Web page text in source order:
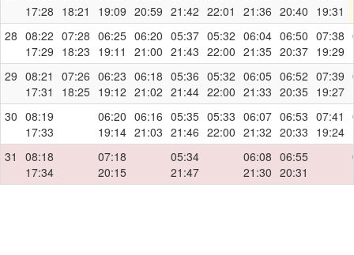
17:28 18:21
19:09 20:59 21:42 22:01
21:36 20:40 19:31
28 08:22
17:29
07:28
18:23
06:25
19:11
06:20
21:00
05:37
21:43
05:32
22:00
06:04
21:35
06:50
20:37
07:38
19:29
29 08:21
17:31
07:26
18:25
06:23
19:12
06:18
21:02
05:36
21:44
05:32
22:00
06:05
21:33
06:52
20:35
07:39
19:27
30 08:19
17:33
06:20
19:14
06:16
21:03
05:35
21:46
05:33
22:00
06:07
21:32
06:53
20:33
07:41
19:24
31
08:18
17:34
07:18
20:15
05:34
21:47
06:08
21:30
06:55
20:31